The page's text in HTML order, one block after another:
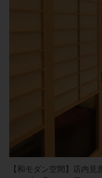
【和モダン空間】店内